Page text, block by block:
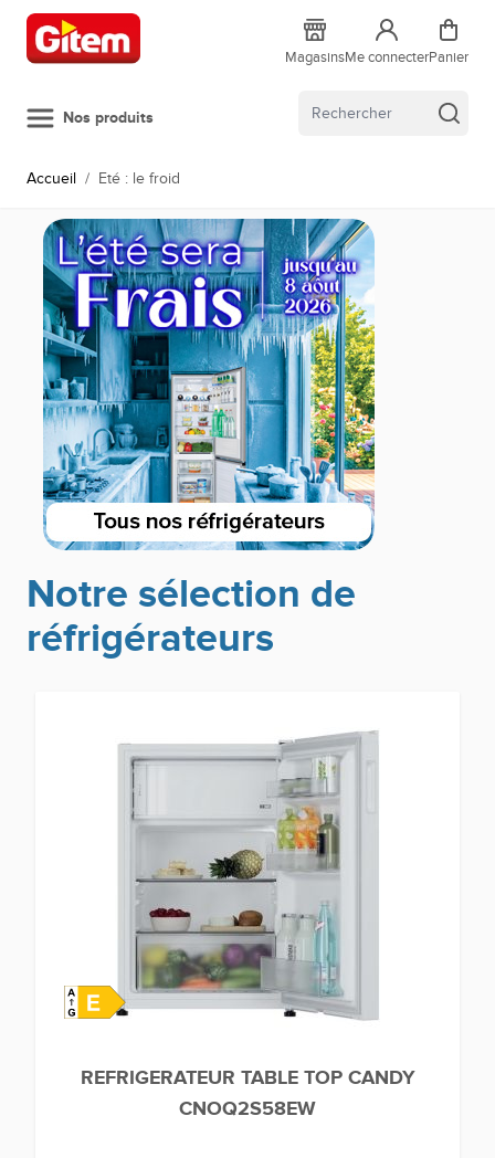
Allez au contenu
MagasinsMe connecterPanier
Nos produits
Accueil / Eté : le froid
Notre sélection de
réfrigérateurs
REFRIGERATEUR TABLE TOP CANDY
CNOQ2S58EW